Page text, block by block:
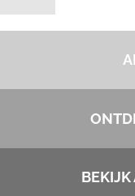
BEKIJK